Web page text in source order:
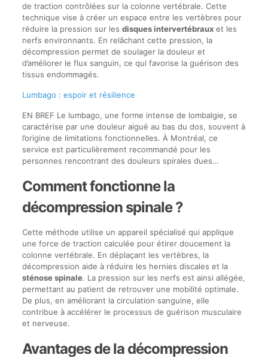
de traction contrôlées sur la colonne vertébrale. Cette
technique vise à créer un espace entre les vertèbres pour
réduire la pression sur les disques intervertébrauxet les
nerfs environnants. En relâchant cette pression, la
décompression permet de soulager la douleur et
d’améliorer le flux sanguin, ce qui favorise la guérison des
tissus endommagés.
Lumbago : espoir et résilience
EN BREF Le lumbago, une forme intense de lombalgie, se
caractérise par une douleur aiguë au bas du dos, souvent à
l’origine de limitations fonctionnelles. À Montréal, ce
service est particulièrement recommandé pour les
personnes rencontrant des douleurs spirales dues…
Comment fonctionne la
décompression spinale ?
Cette méthode utilise un appareil spécialisé qui applique
une force de traction calculée pour étirer doucement la
colonne vertébrale. En déplaçant les vertèbres, la
décompression aide à réduire les hernies discales et la
sténose spinale. La pression sur les nerfs est ainsi allégée,
permettant au patient de retrouver une mobilité optimale.
De plus, en améliorant la circulation sanguine, elle
contribue à accélérer le processus de guérison musculaire
et nerveuse.
Avantages de la décompression